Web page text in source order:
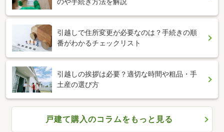
引越しで住所変更が必要なのは？手続きの順
番がわかるチェックリスト
引越しの挨拶は必要？適切な時間や粗品・手
土産の選び方
戸建て購入のコラムをもっと見る